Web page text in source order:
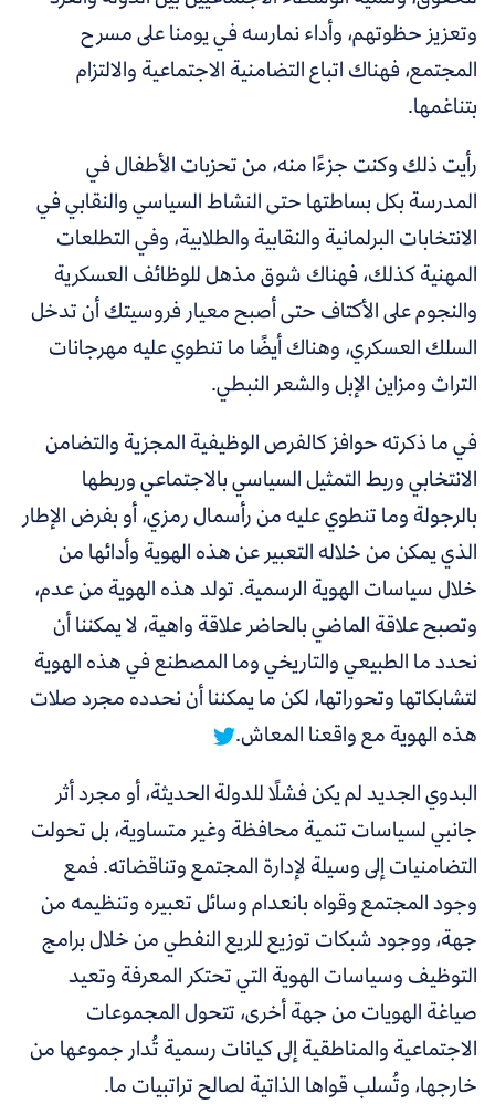
وتعزيز حظوتهم، وأداء نمارسه في يومنا على مسرح
المجتمع، فهناك اتباع التضامنية الاجتماعية والالتزام
بتناغمها.
رأيت ذلك وكنت جزءًا منه، من تحزبات الأطفال في
المدرسة بكل بساطتها حتى النشاط السياسي والنقابي في
الانتخابات البرلمانية والنقابية والطلابية، وفي التطلعات
المهنية كذلك، فهناك شوق مذهل للوظائف العسكرية
والنجوم على الأكتاف حتى أصبح معيار فروسيتك أن تدخل
السلك العسكري، وهناك أيضًا ما تنطوي عليه مهرجانات
التراث ومزاين الإبل والشعر النبطي.
في ما ذكرته حوافز كالفرص الوظيفية المجزية والتضامن
الانتخابي وربط التمثيل السياسي بالاجتماعي وربطها
بالرجولة وما تنطوي عليه من رأسمال رمزي، أو بفرض الإطار
الذي يمكن من خلاله التعبير عن هذه الهوية وأدائها من
خلال سياسات الهوية الرسمية.تولد هذه الهوية من عدم،
وتصبح علاقة الماضي بالحاضر علاقة واهية، لا يمكننا أن
نحدد ما الطبيعي والتاريخي وما المصطنع في هذه الهوية
لتشابكاتها وتحوراتها، لكن ما يمكننا أن نحدده مجرد صلات
هذه الهوية مع واقعنا المعاش.
البدوي الجديد لم يكن فشلًا للدولة الحديثة، أو مجرد أثر
جانبي لسياسات تنمية محافظة وغير متساوية، بل تحولت
التضامنيات إلى وسيلة لإدارة المجتمع وتناقضاته. فمع
وجود المجتمع وقواه بانعدام وسائل تعبيره وتنظيمه من
جهة، ووجود شبكات توزيع للريع النفطي من خلال برامج
التوظيف وسياسات الهوية التي تحتكر المعرفة وتعيد
صياغة الهويات من جهة أخرى، تتحول المجموعات
الاجتماعية والمناطقية إلى كيانات رسمية تُدار جموعها من
خارجها، وتُسلب قواها الذاتية لصالح تراتبيات ما.